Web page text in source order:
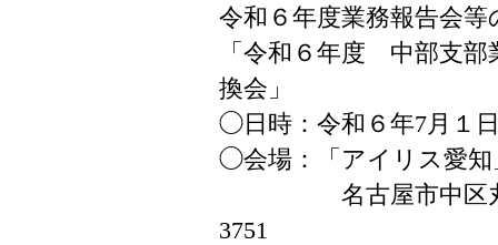
令和６年度業務報告会等
「令和６年度 中部支部
換会」
◯日時：令和６年7月１
◯会場：「アイリス愛知
名古屋市中区丸
3751